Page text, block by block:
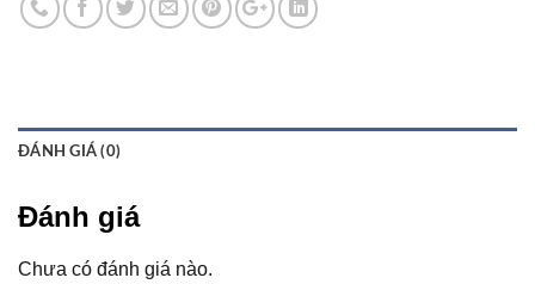
ĐÁNH GIÁ (0)
Đánh giá
Chưa có đánh giá nào.